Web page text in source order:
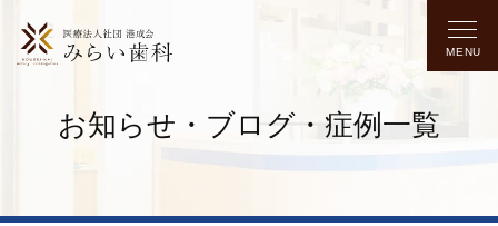
MENU
お知らせ・ブログ・症例一覧